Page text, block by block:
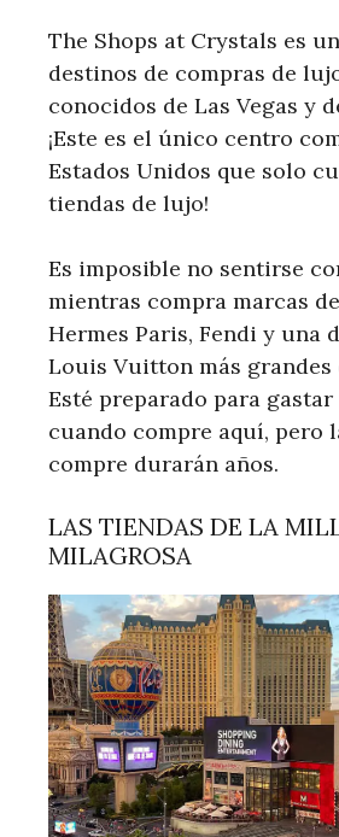
The Shops at Crystals es
destinos de compras de
conocidos de Las Vegas y
¡Este es el único centro
Estados Unidos que solo
tiendas de lujo!
Es imposible no sentirse
mientras compra marcas
Hermes Paris, Fendi y una
Louis Vuitton más grandes
Esté preparado para
cuando compre aquí, pero
compre durarán años.
LAS TIENDAS DE LA
MILAGROSA